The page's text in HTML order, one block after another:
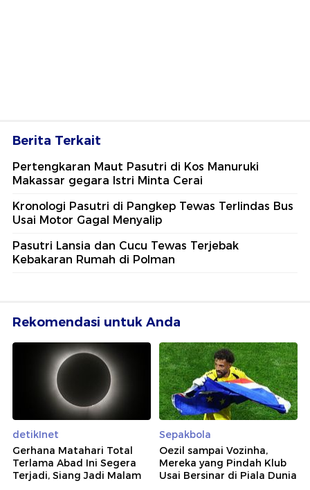
Berita Terkait
Pertengkaran Maut Pasutri di Kos Manuruki
Makassar gegara Istri Minta Cerai
Kronologi Pasutri di Pangkep Tewas Terlindas Bus
Usai Motor Gagal Menyalip
Pasutri Lansia dan Cucu Tewas Terjebak
Kebakaran Rumah di Polman
Rekomendasi untuk Anda
detikInet
Gerhana Matahari Total
Terlama Abad Ini Segera
Terjadi, Siang Jadi Malam
Sepakbola
Oezil sampai Vozinha,
Mereka yang Pindah Klub
Usai Bersinar di Piala Dunia